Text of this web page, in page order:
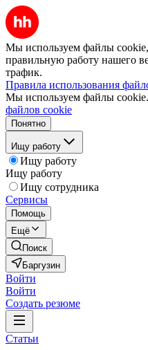
Мы используем файлы
правильную работу нашего
трафик.
Правила использования
Мы используем файлы cookie.
файлов cookie
Понятно
Ищу работу
Ищу работу
Ищу работу
Ищу сотрудника
Сервисы
Помощь
Ещё
Поиск
Баргузин
Войти
Войти
Создать резюме
Статьи